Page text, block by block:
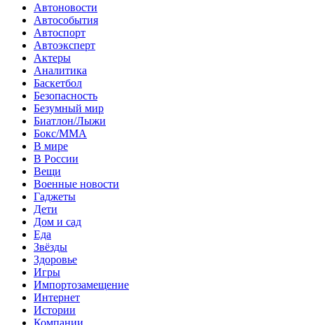
Автоновости
Автособытия
Автоспорт
Автоэксперт
Актеры
Аналитика
Баскетбол
Безопасность
Безумный мир
Биатлон/Лыжи
Бокс/MMA
В мире
В России
Вещи
Военные новости
Гаджеты
Дети
Дом и сад
Еда
Звёзды
Здоровье
Игры
Импортозамещение
Интернет
Истории
Компании